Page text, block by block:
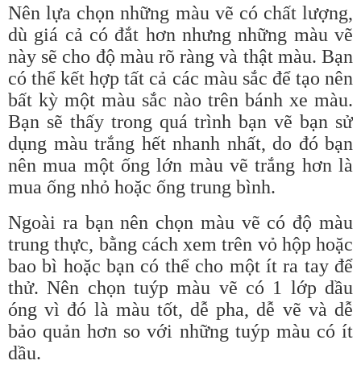
Nên lựa chọn những màu vẽ có chất lượng,
dù giá cả có đắt hơn nhưng những màu vẽ
này sẽ cho độ màu rõ ràng và thật màu. Bạn
có thể kết hợp tất cả các màu sắc để tạo nên
bất kỳ một màu sắc nào trên bánh xe màu.
Bạn sẽ thấy trong quá trình bạn vẽ bạn sử
dụng màu trắng hết nhanh nhất, do đó bạn
nên mua một ống lớn màu vẽ trắng hơn là
mua ống nhỏ hoặc ống trung bình.
Ngoài ra bạn nên chọn màu vẽ có độ màu
trung thực, bằng cách xem trên vỏ hộp hoặc
bao bì hoặc bạn có thể cho một ít ra tay để
thử. Nên chọn tuýp màu vẽ có 1 lớp dầu
óng vì đó là màu tốt, dễ pha, dễ vẽ và dễ
bảo quản hơn so với những tuýp màu có ít
dầu.